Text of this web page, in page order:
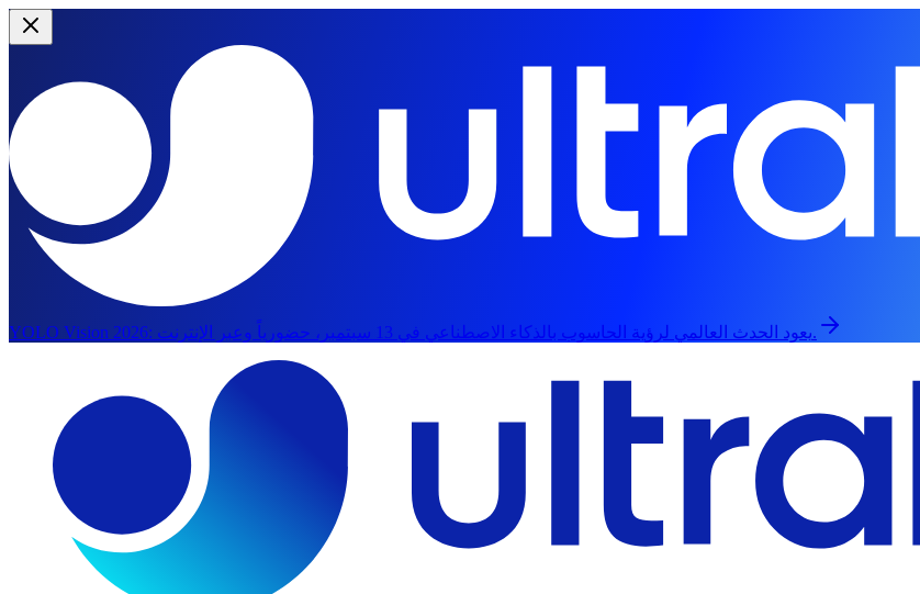
YOLO Vision 2026:
يعود الحدث العالمي لرؤية الحاسوب بالذكاء الاصطناعي في 13 سبتمبر، حضورياً وعبر الإنترنت.